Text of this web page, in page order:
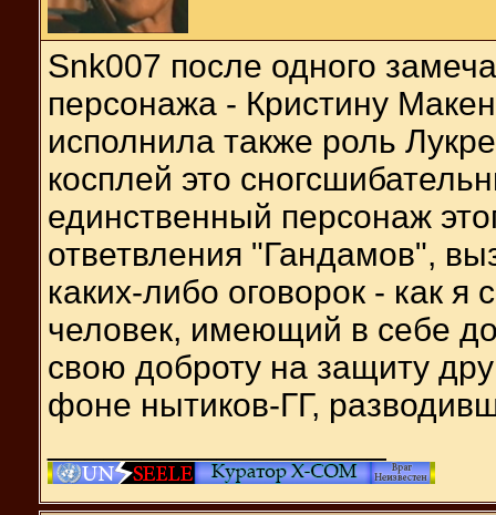
Snk007 после одного
персонажа - Кристину
исполнила также роль
косплей это
единственный персонаж
ответвления "Гандамов",
каких-либо оговорок - как
человек, имеющий в себе
свою доброту на защиту
фоне нытиков-ГГ,